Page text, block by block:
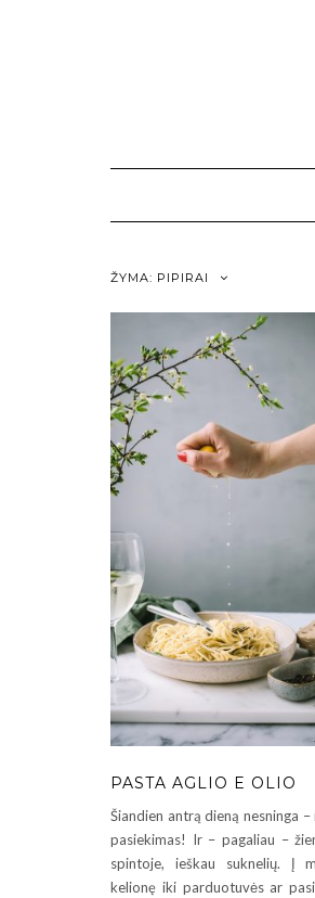
ŽYMA: PIPIRAI
PASTA AGLIO E OLIO
Šiandien antrą dieną nesninga
pasiekimas! Ir – pagaliau –
spintoje, ieškau suknelių. Į
kelionę iki parduotuvės ar